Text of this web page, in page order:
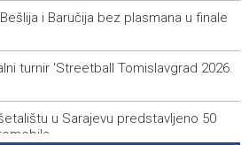
i Baručija bez plasmana u finale
turnir 'Streetball Tomislavgrad 2026.
u Sarajevu predstavljeno 50